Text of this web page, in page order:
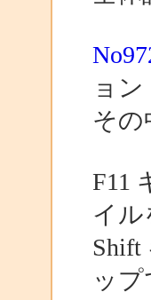
ョ
その
F11
イル
Shift
ップ